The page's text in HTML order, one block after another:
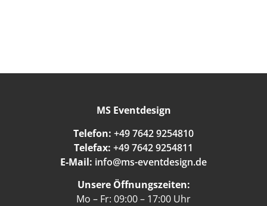
MS Eventdesign
Telefon: +49 7642 9254810
Telefax: +49 7642 9254811
E-Mail: info@ms-eventdesign.de
Unsere Öffnungszeiten:
Mo – Fr: 09:00 – 17:00 Uhr